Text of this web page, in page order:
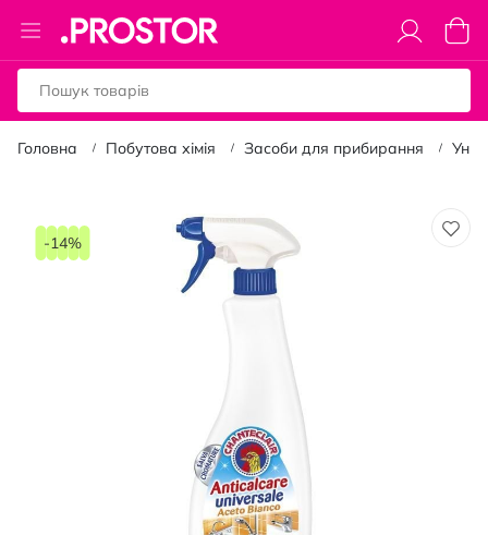
Toggle
Nav
Кошик
Головна Побутова хімія Засоби для прибирання
кінця
-14%